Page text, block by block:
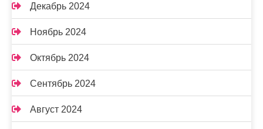
Декабрь 2024
Ноябрь 2024
Октябрь 2024
Сентябрь 2024
Август 2024